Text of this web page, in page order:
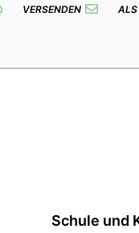
VERSENDEN ALS
Schule und